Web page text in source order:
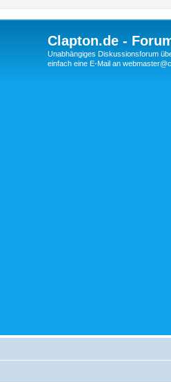
Clapton.de -
Unabhängiges Diskussionsforum
einfach eine E-Mail an